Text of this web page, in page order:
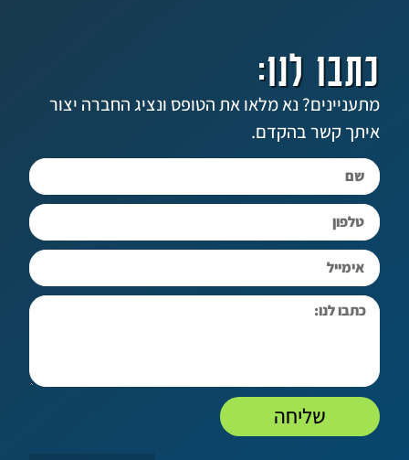
לנו:
נא מלאו את הטופס ונציג החברה יצור
בהקדם.
שליחה